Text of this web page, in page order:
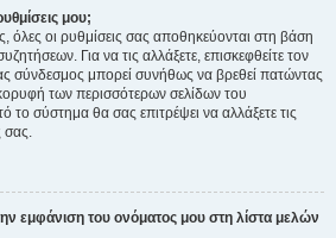
μου;
όλες οι ρυθμίσεις σας αποθηκεύονται στη βάση
Για να τις αλλάξετε, επισκεφθείτε τον
σύνδεσμος μπορεί συνήθως να βρεθεί πατώντας
των περισσότερων σελίδων του
σύστημα θα σας επιτρέψει να αλλάξετε τις
σας.
εμφάνιση του ονόματος μου στη λίστα μελών